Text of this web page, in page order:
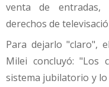
venta de entradas,
derechos de
Para dejarlo "claro",
Milei concluyó: "Los
sistema jubilatorio y